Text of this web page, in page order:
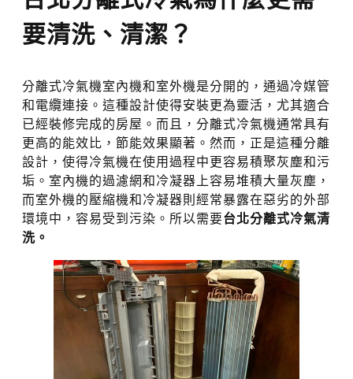
要清洗、清潔？
分離式冷氣機室內機和室外機是分開的，通過冷媒管
和電纜連接。這種設計使得安裝更為靈活，尤其適合
已經裝修完成的房屋。而且，分離式冷氣機通常具有
更高的能效比，節能效果顯著。然而，正是這種分離
設計，使得冷氣機在使用過程中更容易積聚灰塵和污
垢。室內機的過濾網和冷凝器上容易堆積大量灰塵，
而室外機的壓縮機和冷凝器則經常暴露在惡劣的外部
環境中，容易受到污染。所以需要台北分離式冷氣清
洗。